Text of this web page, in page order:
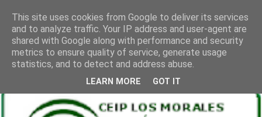
This site uses cookies from Google to deliver its services
and to analyze traffic. Your IP address and user-agent are
shared with Google along with performance and security
metrics to ensure quality of service, generate usage
statistics, and to detect and address abuse.
LEARN MORE GOT IT